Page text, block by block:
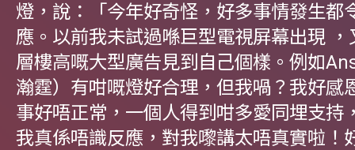
燈，說：「今年好奇怪，好多事情發生都
應。以前我未試過喺巨型電視屏幕出現
層樓高嘅大型廣告見到自己個樣。例如
瀚霆）有咁嘅燈好合理，但我喎？我好感
事好唔正常，一個人得到咁多愛同埋支持
我真係唔識反應，對我嚟講太唔真實啦！